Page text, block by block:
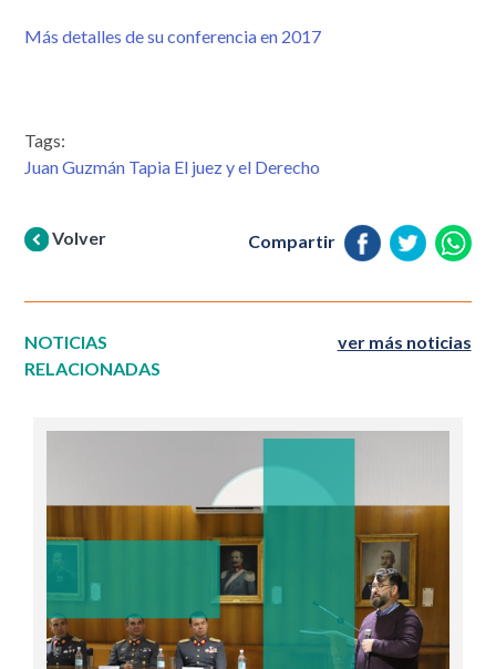
Más detalles de su conferencia en 2017
Tags:
Juan Guzmán Tapia El juez y el Derecho
Volver Compartir
NOTICIAS
RELACIONADAS
ver más noticias